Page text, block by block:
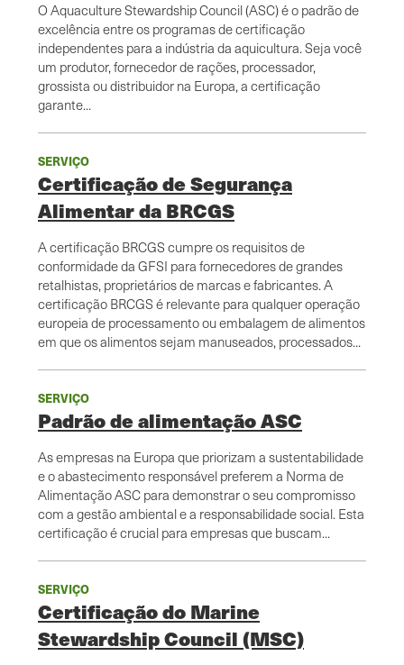
O Aquaculture Stewardship Council (ASC) é o padrão de
excelência entre os programas de certificação
independentes para a indústria da aquicultura. Seja você
um produtor, fornecedor de rações, processador,
grossista ou distribuidor na Europa, a certificação
garante...
SERVIÇO
Certificação de Segurança
Alimentar da BRCGS
A certificação BRCGS cumpre os requisitos de
conformidade da GFSI para fornecedores de grandes
retalhistas, proprietários de marcas e fabricantes. A
certificação BRCGS é relevante para qualquer operação
europeia de processamento ou embalagem de alimentos
em que os alimentos sejam manuseados, processados...
SERVIÇO
Padrão de alimentação ASC
As empresas na Europa que priorizam a sustentabilidade
e o abastecimento responsável preferem a Norma de
Alimentação ASC para demonstrar o seu compromisso
com a gestão ambiental e a responsabilidade social. Esta
certificação é crucial para empresas que buscam...
SERVIÇO
Certificação do Marine
Stewardship Council (MSC)